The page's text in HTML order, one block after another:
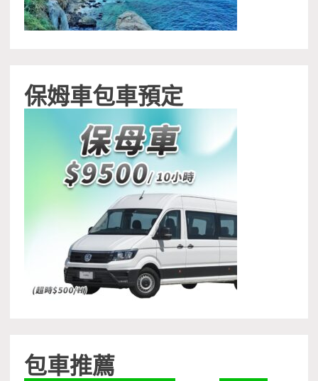
保姆車包車預定
包車推薦